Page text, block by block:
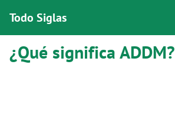
Todo Siglas
¿Qué significa ADDM?